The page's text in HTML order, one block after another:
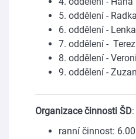
5. oddělení -
6. oddělení -
7. oddělení -
8. oddělení -
9. oddělení -
Organizace činnosti ŠD:
ranní činnost: